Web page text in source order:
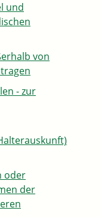
und
von
- zur
oder
der